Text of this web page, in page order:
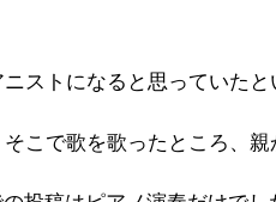
ストになると思っていたと
こで歌を歌ったところ、